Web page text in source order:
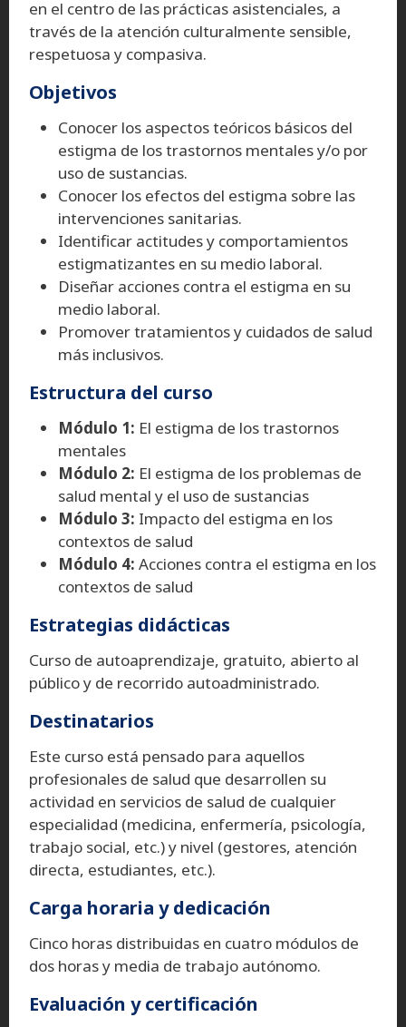
en el centro de las prácticas asistenciales, a
través de la atención culturalmente sensible,
respetuosa y compasiva.
Objetivos
Conocer los aspectos teóricos básicos del
estigma de los trastornos mentales y/o por
uso de sustancias.
Conocer los efectos del estigma sobre las
intervenciones sanitarias.
Identificar actitudes y comportamientos
estigmatizantes en su medio laboral.
Diseñar acciones contra el estigma en su
medio laboral.
Promover tratamientos y cuidados de salud
más inclusivos.
Estructura del curso
Módulo 1: El estigma de los trastornos
mentales
Módulo 2: El estigma de los problemas de
salud mental y el uso de sustancias
Módulo 3: Impacto del estigma en los
contextos de salud
Módulo 4: Acciones contra el estigma en los
contextos de salud
Estrategias didácticas
Curso de autoaprendizaje, gratuito, abierto al
público y de recorrido autoadministrado.
Destinatarios
Este curso está pensado para aquellos
profesionales de salud que desarrollen su
actividad en servicios de salud de cualquier
especialidad (medicina, enfermería, psicología,
trabajo social, etc.) y nivel (gestores, atención
directa, estudiantes, etc.).
Carga horaria y dedicación
Cinco horas distribuidas en cuatro módulos de
dos horas y media de trabajo autónomo.
Evaluación y certificación